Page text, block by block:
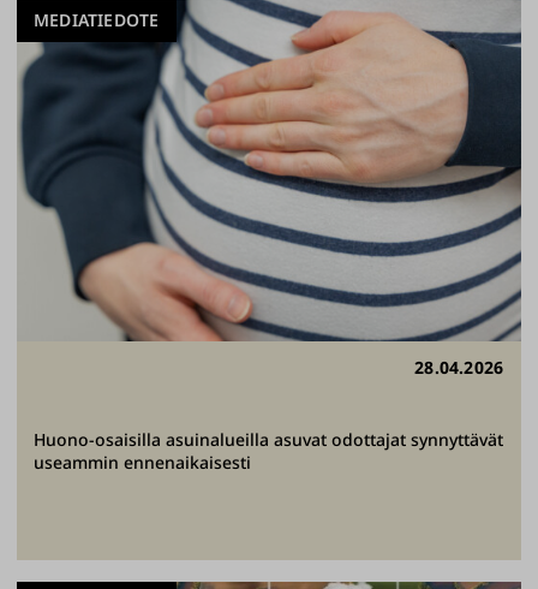
28.04.2026
Huono-osaisilla asuinalueilla asuvat odottajat synnyttävät
useammin ennenaikaisesti
MEDIATIEDOTE